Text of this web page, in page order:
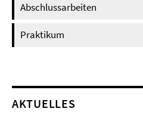
Abschlussarbeiten
Praktikum
AKTUELLES